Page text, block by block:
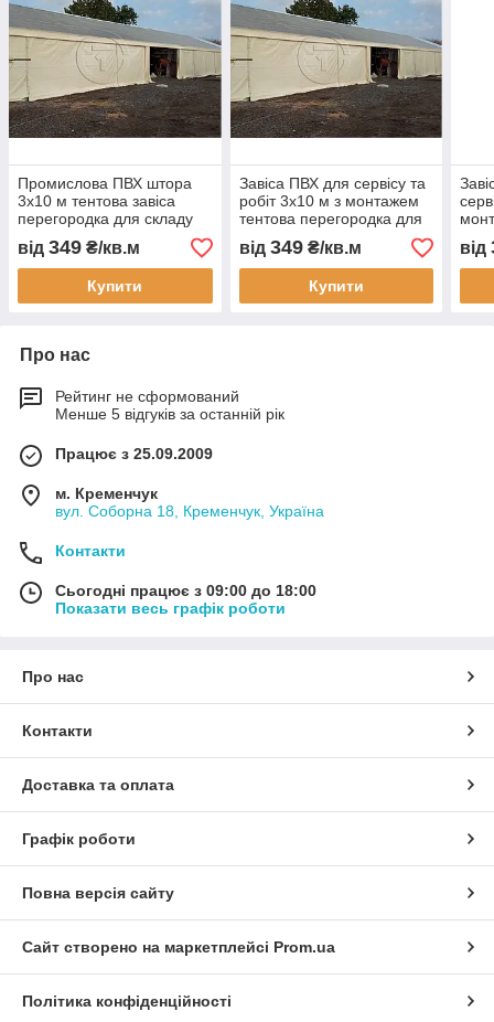
Промислова ПВХ штора
3х10 м тентова завіса
перегородка для складу
водонепроникна
від 349 ₴/кв.м
Купити
Завіса ПВХ для сервісу та
робіт 3x10 м з монтажем
тентова перегородка для
виробництва цеху складу
та СТО водонепроникна
від 349₴/кв.м
Купити
та
від
Про нас
Рейтинг не сформований
Менше 5 відгуків за останній рік
Працює з 25.09.2009
м. Кременчук
вул. Соборна 18, Кременчук, Україна
Контакти
Сьогодні працює з 09:00 до 18:00
Показати весь графік роботи
Про нас
Контакти
Доставка та оплата
Графік роботи
Повна версія сайту
Сайт створено на маркетплейсі Prom.ua
Політика конфіденційності